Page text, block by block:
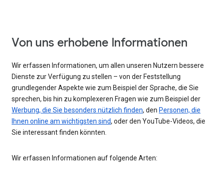
Von uns erhobene Informationen
Wir erfassen Informationen, um allen unseren Nutzern bessere
Dienste zur Verfügung zu stellen – von der Feststellung
grundlegender Aspekte wie zum Beispiel der Sprache, die Sie
sprechen, bis hin zu komplexeren Fragen wie zum Beispiel der
Werbung, die Sie besonders nützlich finden, den Personen, die
Ihnen online am wichtigsten sind, oder den YouTube-Videos, die
Sie interessant finden könnten.
Wir erfassen Informationen auf folgende Arten: